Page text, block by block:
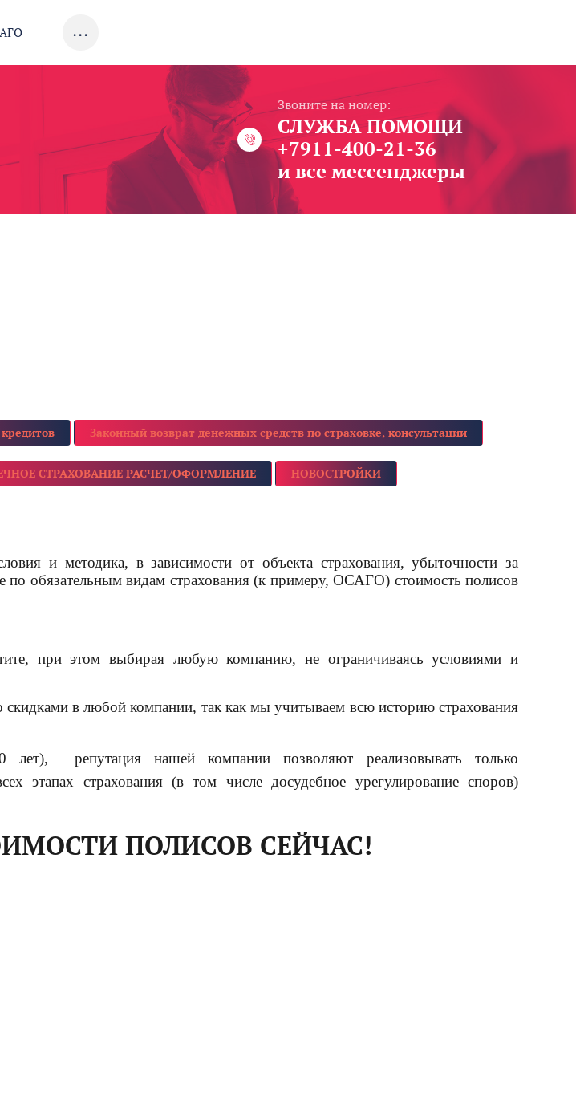
...
Звоните на номер:
СЛУЖБА ПОМОЩИ
+7911-400-21-36
и все мессенджеры
Законный возврат денежных средств по страховке, консультации
СТРАХОВАНИЕ РАСЧЕТ/ОФОРМЛЕНИЕ НОВОСТРОЙКИ
и методика, в зависимости от объекта страхования, убыточности за
обязательным видам страхования (к примеру, ОСАГО) стоимость полисов
при этом выбирая любую компанию, не ограничиваясь условиями и
скидками в любой компании, так как мы учитываем всю историю страхования
репутация нашей компании позволяют реализовывать только
этапах страхования (в том числе досудебное урегулирование споров)
ПОЛИСОВ СЕЙЧАС!